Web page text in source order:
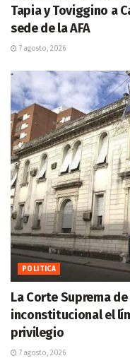
Tapia y Toviggino a
sede de la AFA
7 agosto, 2026
POLITICA
La Corte Suprema
inconstitucional el
privilegio
7 agosto, 2026